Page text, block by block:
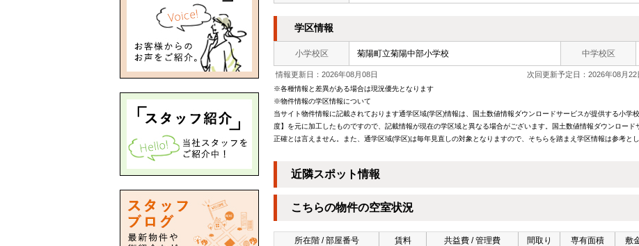
学区情報
小学校区 菊陽町立菊陽中部小学校 中学校区
情報更新日：2026年08月08日 次回更新予定日：2026年08月22
※各種情報と差異がある場合は現況優先となります
※物件情報の学区情報について
当サイト物件情報に記載されております通学区域(学区)情報は、国土数値情報ダウンロードサービスが提供する小
度】を元に加工したものですので、記載情報が現在の学区域と異なる場合がございます。国土数値情報ダウンロー
正確とは言えません。また、通学区域(学区)は毎年見直しの対象となりますので、そちらを踏まえ学区情報は参考とし
近隣スポット情報
こちらの物件の空室状況
所在階 / 部屋番号 賃料 共益費 / 管理費 間取り 専有面積 敷